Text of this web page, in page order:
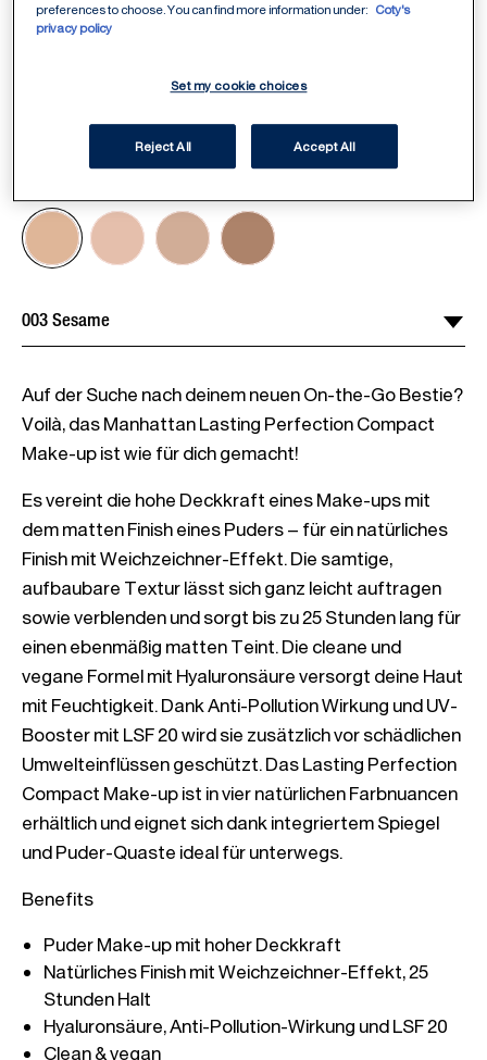
ITEM 01 (CURRENT SLIDE)
ITEM 02ITEM 03ITEM 04ITEM 05ITEM 06ITEM 07ITEM 08ITEM 09
ITEM 10
Auf der Suche nach deinem neuen On-the-Go Bestie?
Voilà, das Manhattan Lasting Perfection Compact
Es vereint die hohe Deckkraft eines Make-ups mit
dem matten Finish eines Puders – für ein natürliches
Finish mit Weichzeichner-Effekt. Die samtige,
aufbaubare Textur lässt sich ganz leicht auftragen
sowie verblenden und sorgt bis zu 25 Stunden lang für
einen ebenmäßig matten Teint. Die cleane und
vegane Formel mit Hyaluronsäure versorgt deine Haut
mit Feuchtigkeit. Dank Anti-Pollution Wirkung und UV-
Booster mit LSF 20 wird sie zusätzlich vor schädlichen
Umwelteinflüssen geschützt. Das Lasting Perfection
Compact Make-up ist in vier natürlichen Farbnuancen
erhältlich und eignet sich dank integriertem Spiegel
Natürliches Finish mit Weichzeichner-Effekt, 25
preferences to choose. You can find more information under:
Coty's
privacy policy
Set my cookie choices
Reject All Accept All